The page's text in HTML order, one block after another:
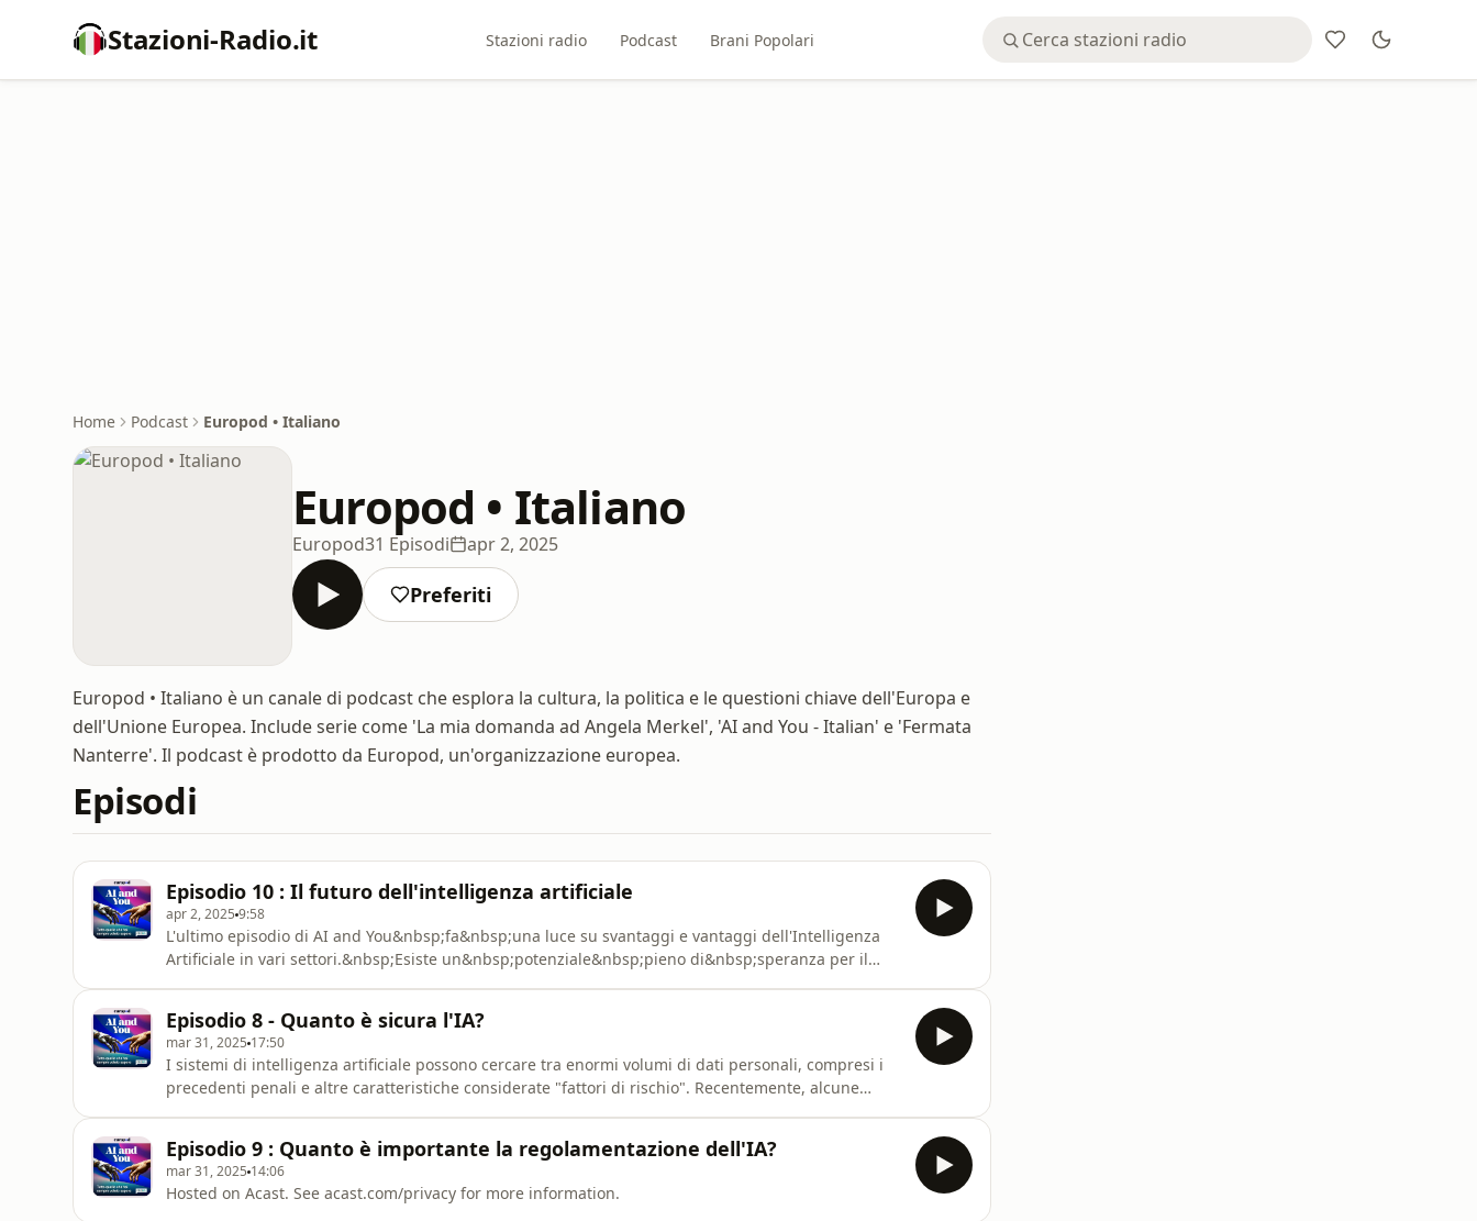
Stazioni-Radio.it Stazioni radio Podcast Brani Popolari
Home Podcast Europod • Italiano
Europod • Italiano
Europod31 Episodi apr 2, 2025
Preferiti
Europod • Italiano è un canale di podcast che esplora la cultura, la politica e le questioni chiave dell'Europa e
dell'Unione Europea. Include serie come 'La mia domanda ad Angela Merkel', 'AI and You - Italian' e 'Fermata
Nanterre'. Il podcast è prodotto da Europod, un'organizzazione europea.
Episodi
Episodio 10 : Il futuro dell'intelligenza artificiale
apr 2, 2025 9:58
L'ultimo episodio di AI and You&nbsp;fa&nbsp;una luce su svantaggi e vantaggi dell'Intelligenza
Artificiale in vari settori.&nbsp;Esiste un&nbsp;potenziale&nbsp;pieno di&nbsp;speranza per il
trasparenza e la
Episodio 8 - Quanto è sicura l'IA?
mar 31, 2025 17:50
I sistemi di intelligenza artificiale possono cercare tra enormi volumi di dati personali, compresi i
precedenti penali e altre caratteristiche considerate "fattori di rischio". Recentemente, alcune
temuto nel p
Episodio 9 : Quanto è importante la regolamentazione dell'IA?
mar 31, 2025 14:06
Hosted on Acast. See acast.com/privacy for more information.